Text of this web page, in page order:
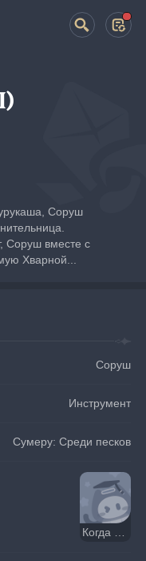
Соруш
Соруш вместе с
Хварной...
Соруш
Инструмент
Сумеру: Среди песков